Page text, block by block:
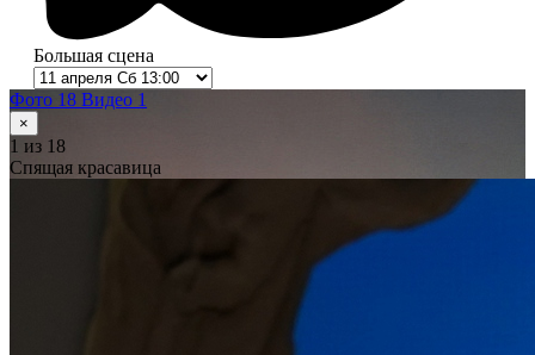
Большая сцена
Фото 18 Видео 1
×
1 из 18
Спящая красавица